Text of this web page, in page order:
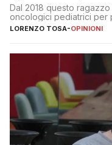
Dal 2018 questo
oncologici pediatrici per
LORENZO TOSA-OPINIONI